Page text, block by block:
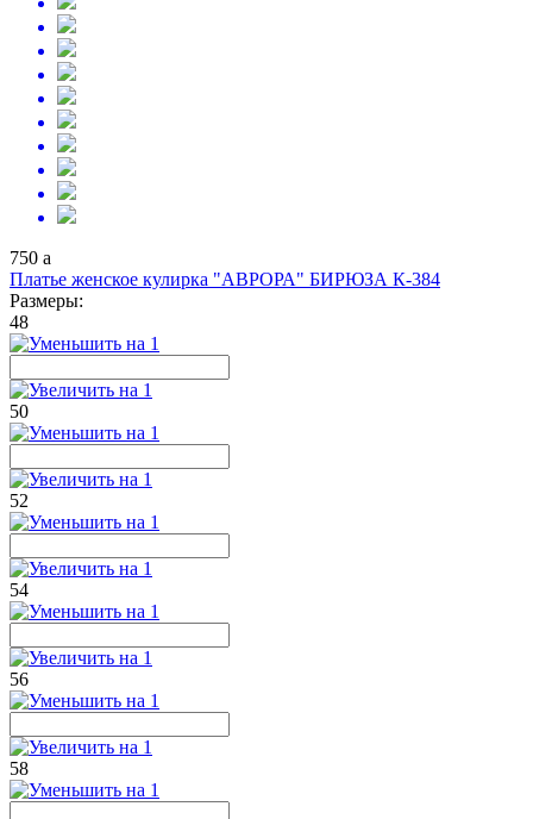
750 a
Платье женское кулирка "АВРОРА" БИРЮЗА К-384
Размеры:
48
50
52
54
56
58